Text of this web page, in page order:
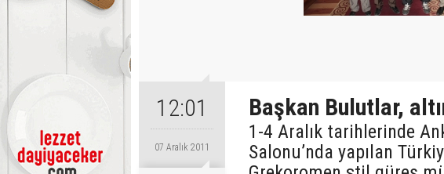
12:01
07 Aralık 2011
Başkan Bulutlar,
1-4 Aralık tarihlerinde
Salonu’nda yapılan